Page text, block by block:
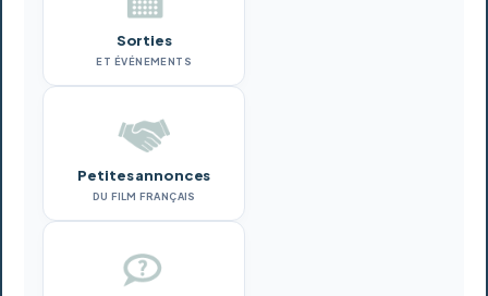
Sorties
ET ÉVÉNEMENTS
Petites annonces
DU FILM FRANÇAIS